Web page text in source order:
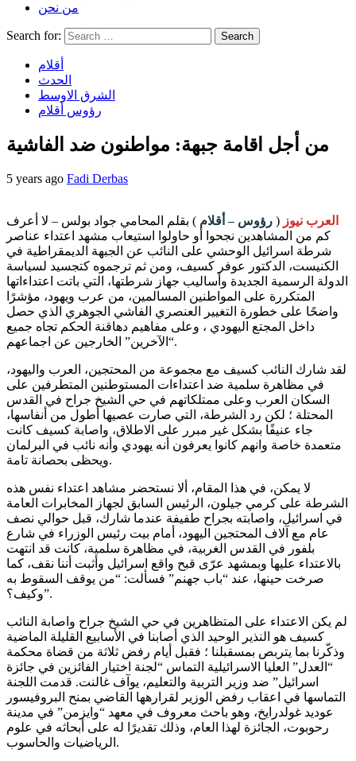
من نحن
Search for:
أقلام
الحدث
الشرق الاوسط
رؤوس أقلام
من أجل اقامة جبهة: مواطنون ضد الفاشية
5 years ago Fadi Derbas
العرب نيوز ( رؤوس – أقلام ) بقلم المحامي جواد بولس – لا أعرف
كم من المشاهدين نجحوا أو حاولوا استيعاب مشهد اعتداء عناصر
شرطة اسرائيل الوحشي على النائب عن الجبهة الديمقراطية في
الكنيست، الدكتور عوفر كسيف، ومن ثم ترجموه كتجسيد لسياسة
الدولة الرسمية الجديدة وأساليب جهاز شرطتها، التي باتت اعتداءاتها
المتكررة على المواطنين المسالمين، من عرب ويهود، مؤشرًا
واضحًا على خطورة التغيير العنصري الفاشي الجوهري الذي حصل
داخل المجتع اليهودي ، وعلى مفاهيم دهاقنة الحكم تجاه جميع
“الآخرين” الخارجين عن اجماعهم.
لقد شارك النائب كسيف مع مجموعة من المحتجين، العرب واليهود،
في مظاهرة سلمية ضد اعتداءات المستوطنين المتطرفين على
السكان العرب وعلى ممتلكاتهم في حي الشيخ جراح في القدس
المحتلة ؛ لكن رد الشرطة، التي صارت عصيها أطول من أنفاسها،
جاء عنيفًا بشكل غير مبرر على الاطلاق، واصابة كسيف كانت
متعمدة خاصة وانهم كانوا يعرفون أنه يهودي وأنه نائب في البرلمان
ويحظى بحصانة تامة.
لا يمكن، في هذا المقام، ألا نستحضر مشاهد اعتداء نفس هذه
الشرطة على كرمي جيلون، الرئيس السابق لجهاز المخابرات العامة
في اسرائيل، واصابته بجراح طفيفة عندما شارك، قبل حوالي نصف
عام مع آلاف المحتجين اليهود، أمام بيت رئيس الوزراء في شارع
بلفور في القدس الغربية، في مظاهرة سلمية، كانت قد انتهت
بالاعتداء عليها وبمشهد عرّى قبح واقع اسرائيل وأثبت أننا نقف، كما
صرخت حينها، عند “باب جهنم” فسألت: “من يوقف السقوط به
وكيف؟”.
لم يكن الاعتداء على المتظاهرين في حي الشيخ جراح واصابة النائب
كسيف هو النذير الوحيد الذي أصابنا في الأسابيع القليلة الماضية
وذكّرنا بما يتربص بمسقبلنا ؛ فقبل أيام رفض ثلاثة من قضاة محكمة
“العدل” العليا الاسرائيلية التماس “لجنة اختيار الفائزين في جائزة
اسرائيل” ضد وزير التربية والتعليم، يوآف غالنت. قدمت اللجنة
التماسها في اعقاب رفض الوزير لقرارهها القاضي بمنح البروفيسور
عوديد غولدرايخ، وهو باحث معروف في معهد “وايزمن” في مدينة
رحوبوت، الجائزة لهذا العام، وذلك تقديرًا له على أبحاثه في علوم
الرياضيات والحاسوب.